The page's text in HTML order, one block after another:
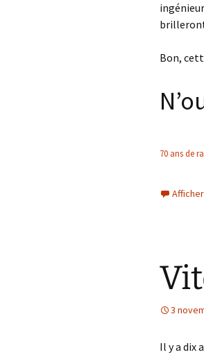
brilleront
Bon,
70 ans de
3
Il y a dix